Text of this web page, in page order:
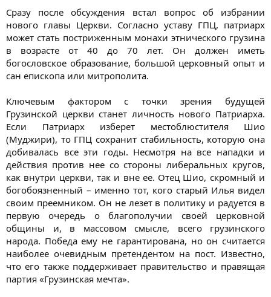
Сразу после обсуждения встал вопрос об избрании
нового главы Церкви. Согласно уставу ГПЦ, патриарх
может стать постриженным монахи этнического грузина
в возрасте от 40 до 70 лет. Он должен иметь
богословское образование, большой церковный опыт и
сан епископа или митрополита.
Ключевым фактором с точки зрения будущей
Грузинской церкви станет личность нового Патриарха.
Если Патриарх изберет местоблюстителя Шио
(Муджири), то ГПЦ сохранит стабильность, которую она
добивалась все эти годы. Несмотря на все нападки и
действия против нее со стороны либеральных кругов,
как внутри церкви, так и вне ее. Отец Шио, скромный и
богобоязненный – именно тот, кого старый Илья видел
своим преемником. Он не лезет в политику и радуется в
первую очередь о благополучии своей церковной
общины и, в массовом смысле, всего грузинского
народа. Победа ему не гарантирована, но он считается
наиболее очевидным претендентом на пост. Известно,
что его также поддерживает правительство и правящая
партия «Грузинская мечта».